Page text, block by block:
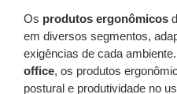
Os produtos ergonômicos
em diversos segmentos,
exigências de cada
office, os produtos
postural e produtividade no